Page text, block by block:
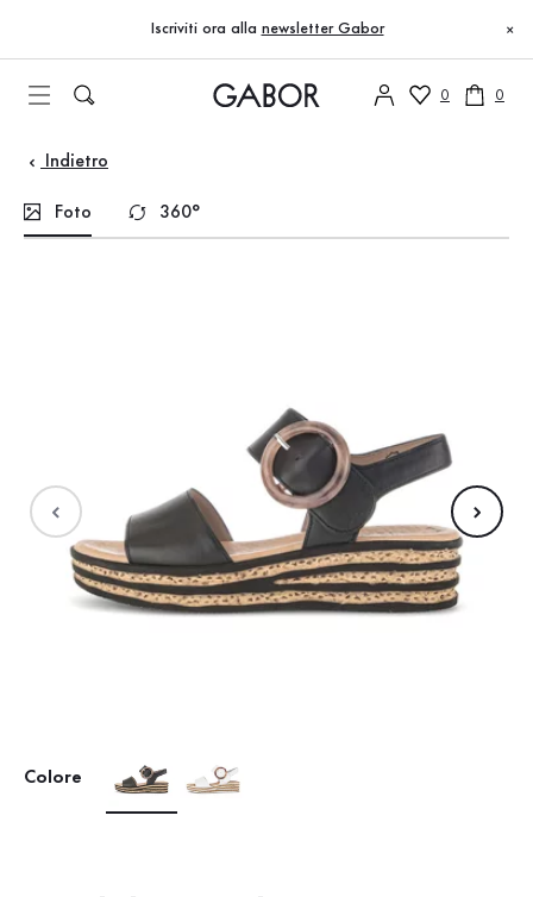
Vai al contenuto principale
Vai alla navigazione principale
Iscriviti ora alla newsletter Gabor ×
0 0
Indietro
Foto 360°
Colore